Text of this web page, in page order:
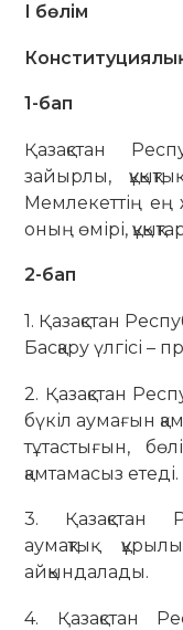
І бөлім
1-бап
Қазақстан
зайырлы,
Мемлекеттің
оның өмірі,
2-бап
1. Қазақстан
Басқару үлгісі –
2. Қазақстан
бүкіл аумағын
тұтастығын,
қамтамасыз етеді.
3. Қазақстан
аумақтық
айқындалады.
4. Қазақстан